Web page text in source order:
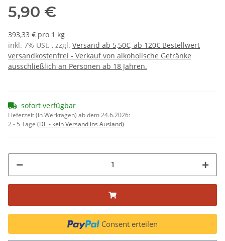
5,90 €
393,33 € pro 1 kg
inkl. 7% USt. , zzgl. Versand ab 5,50€, ab 120€ Bestellwert
versandkostenfrei - Verkauf von alkoholische Getränke
ausschließlich an Personen ab 18 Jahren.
sofort verfügbar
Lieferzeit (in Werktagen) ab dem 24.6.2026:
2 - 5 Tage (DE - kein Versand ins Ausland)
Consent erteilen